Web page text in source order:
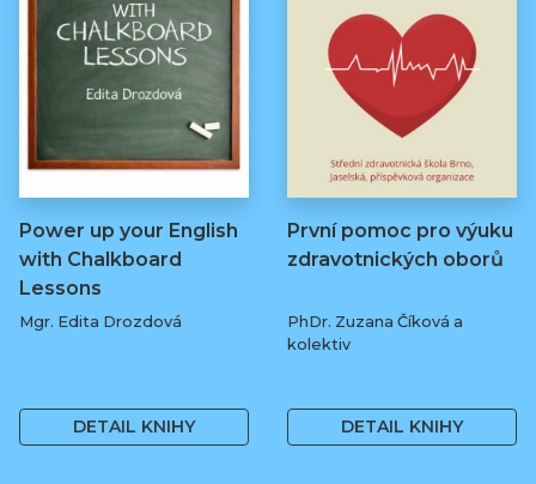
Power up your English
with Chalkboard
Lessons
Mgr. Edita Drozdová
DETAIL KNIHY
První pomoc pro výuku
zdravotnických oborů
PhDr. Zuzana Číková a
kolektiv
DETAIL KNIHY